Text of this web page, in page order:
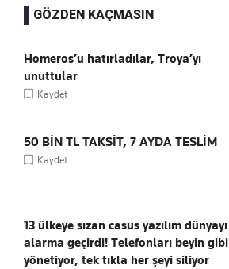
GÖZDEN KAÇMASIN
Homeros’u hatırladılar, Troya’yı
unuttular
Kaydet
50 BİN TL TAKSİT, 7 AYDA TESLİM
Kaydet
13 ülkeye sızan casus yazılım dünyayı
alarma geçirdi! Telefonları beyin gibi
yönetiyor, tek tıkla her şeyi siliyor